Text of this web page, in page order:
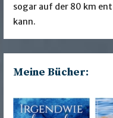
sogar auf der 80 km
kann.
Meine Bücher: